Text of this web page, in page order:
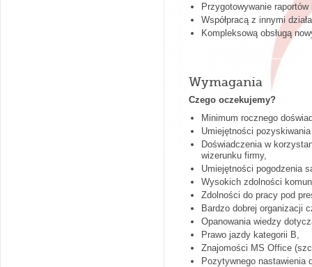
Przygotowywanie raportów
Współpracą z innymi
Kompleksową obsługą
Wymagania
Czego oczekujemy?
Minimum rocznego
Umiejętności
Doświadczenia w
wizerunku firmy,
Umiejętności pogodzenia
Wysokich zdolności
Zdolności do pracy pod
Bardzo dobrej organizacji
Opanowania wiedzy
Prawo jazdy kategorii B,
Znajomości MS Office
Pozytywnego nastawienia